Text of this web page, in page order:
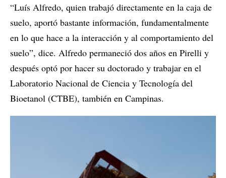
“Luís Alfredo, quien trabajó directamente en la caja de
suelo, aportó bastante información, fundamentalmente
en lo que hace a la interacción y al comportamiento del
suelo”, dice. Alfredo permaneció dos años en Pirelli y
después optó por hacer su doctorado y trabajar en el
Laboratorio Nacional de Ciencia y Tecnología del
Bioetanol (CTBE), también en Campinas.